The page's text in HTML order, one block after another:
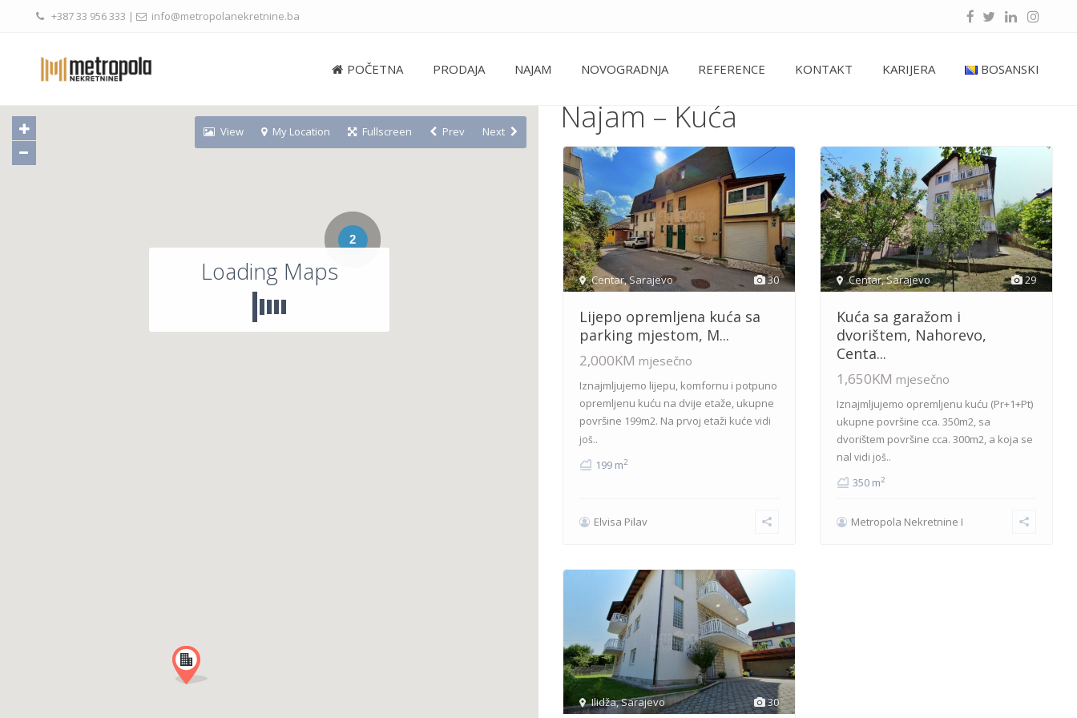
+387 33 956 333 | info@metropolanekretnine.ba
POČETNA PRODAJA NAJAM NOVOGRADNJA REFERENCE KONTAKT KARIJERA BOSANSKI
2
Loading Maps
View My Location Fullscreen Prev Next Najam – Kuća
30
Centar, Sarajevo
Lijepo opremljena kuća sa
parking mjestom, M...
2,000KM mjesečno
Iznajmljujemo lijepu, komfornu i potpuno
opremljenu kuću na dvije etaže, ukupne
površine 199m2. Na prvoj etaži kuće vidi
još..
199 m2
Elvisa Pilav
29
Centar,Sarajevo
Kuća sa garažom i
dvorištem, Nahorevo,
Centa...
1,650KM mjesečno
Iznajmljujemo opremljenu kuću (Pr+1+Pt)
ukupne površine cca. 350m2, sa
dvorištem površine cca. 300m2, a koja se
nal vidi još..
350 m2
Metropola Nekretnine I
30
Ilidža,Sarajevo